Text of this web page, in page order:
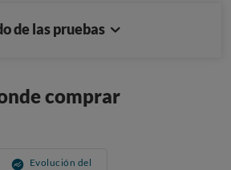
de las pruebas
comprar
Evolución del